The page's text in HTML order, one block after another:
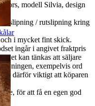
modell Silvia, design
/ rutslipning kring
i mycket fint skick.
ingår i angivet fraktpris
Det kan tänkas att säljare
exempelvis ord
är därför viktigt att köparen
för att få en egen god